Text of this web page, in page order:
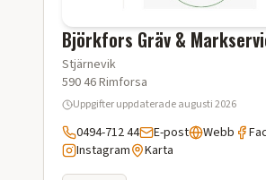
Björkfors Gräv &
Stjärnevik
590 46Rimforsa
Uppgifter uppdateradeaugusti 2026
0494-712 44 E-post Webb
Instagram
Karta